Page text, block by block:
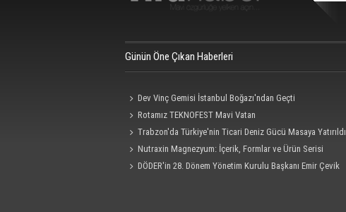
Günün Öne Çıkan Haberleri
Dev Vinç Gemisi İstanbul Boğazı'ndan Geçti
Rotamız TEKNOFEST Mavi Vatan
Trabzon'da Türkiye'nin Ticari Deniz Gücü Masaya Yatırıldı
Nutraxin Magnezyum: İçerik, Formlar ve Ürün Serisi
Rehberi
DÖDER'in 28. Dönem Yönetim Kurulu Başkanı Emir Çevik